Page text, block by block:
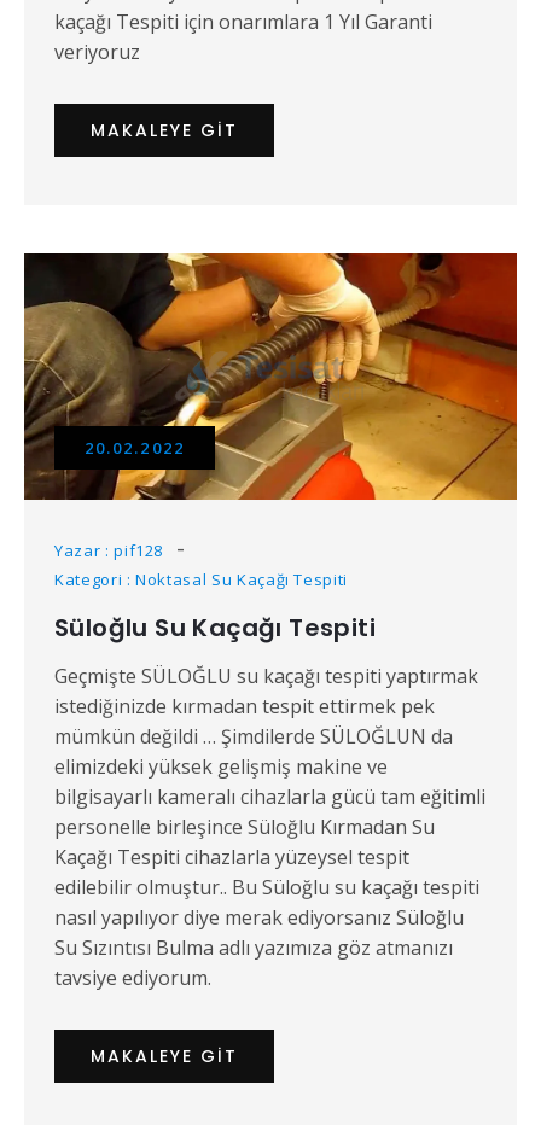
kaçağı Tespiti için onarımlara 1 Yıl Garanti
veriyoruz
MAKALEYE GIT
20.02.2022
Yazar : pif128
Kategori : Noktasal Su Kaçağı Tespiti
Süloğlu Su Kaçağı Tespiti
Geçmişte SÜLOĞLU su kaçağı tespiti yaptırmak
istediğinizde kırmadan tespit ettirmek pek
mümkün değildi … Şimdilerde SÜLOĞLUN da
elimizdeki yüksek gelişmiş makine ve
bilgisayarlı kameralı cihazlarla gücü tam eğitimli
personelle birleşince Süloğlu Kırmadan Su
Kaçağı Tespiti cihazlarla yüzeysel tespit
edilebilir olmuştur.. Bu Süloğlu su kaçağı tespiti
nasıl yapılıyor diye merak ediyorsanız Süloğlu
Su Sızıntısı Bulma adlı yazımıza göz atmanızı
tavsiye ediyorum.
MAKALEYE GIT